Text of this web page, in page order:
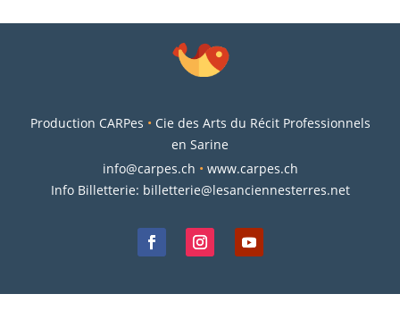
Production CARPes • Cie des Arts du Récit Professionnels
en Sarine
info@carpes.ch • www.carpes.ch
Info Billetterie: billetterie@lesanciennesterres.net